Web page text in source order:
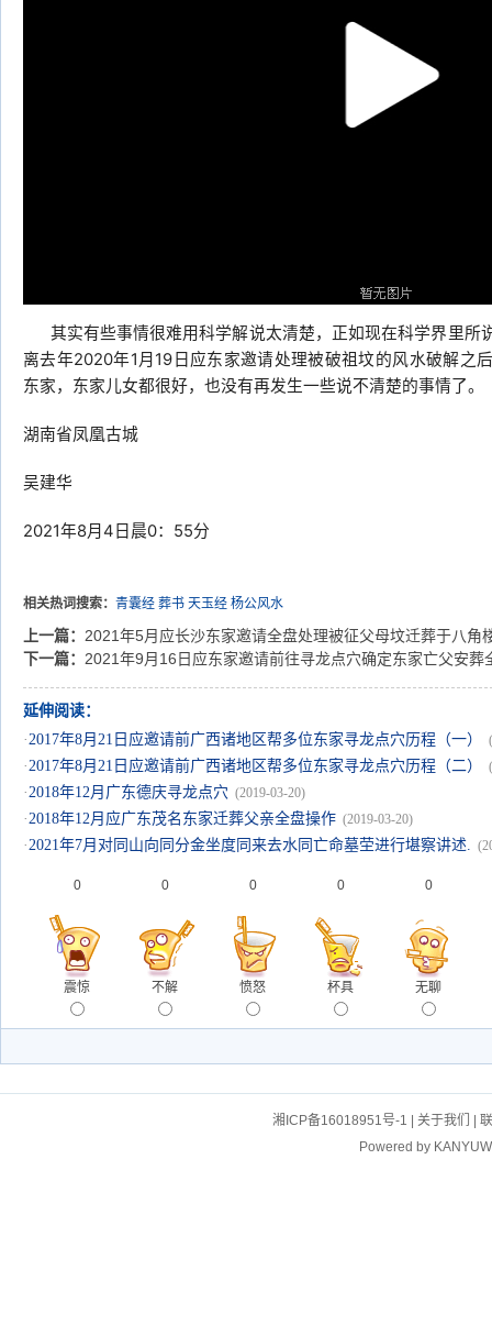
其实有些事情很难用科学解说太清楚，正如现在科学界里所
离去年2020年1月19日应东家邀请处理被破祖坟的风水破解之
东家，东家儿女都很好，也没有再发生一些说不清楚的事情了。
湖南省凤凰古城
吴建华
2021年8月4日晨0：55分
相关热词搜索： 青囊经 葬书 天玉经 杨公风水
上一篇： 2021年5月应长沙东家邀请全盘处理被征父母坟迁葬于八角
下一篇： 2021年9月16日应东家邀请前往寻龙点穴确定东家亡父安葬
延伸阅读：
·2017年8月21日应邀请前广西诸地区帮多位东家寻龙点穴历程（一）
·2017年8月21日应邀请前广西诸地区帮多位东家寻龙点穴历程（二）
·2018年12月广东德庆寻龙点穴 (2019-03-20)
·2018年12月应广东茂名东家迁葬父亲全盘操作 (2019-03-20)
·2021年7月对同山向同分金坐度同来去水同亡命墓茔进行堪察讲述.
0
震惊
0
不解
0
愤怒
0
杯具
0
无聊
湘ICP备16018951号-1 关于我们
Powered by KANYUW